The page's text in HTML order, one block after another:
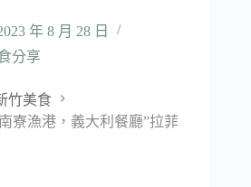
年 8 月 28 日
分享
竹美食
寮漁港，義大利餐廳”拉菲